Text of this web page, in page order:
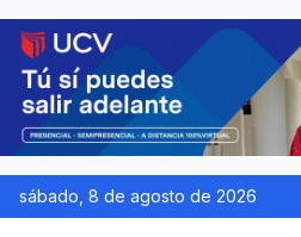
sábado, 8 de agosto de 2026